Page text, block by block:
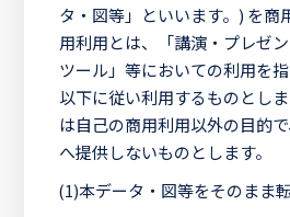
タ・図等」といいます。) を商
用利用とは、「講演・プレゼ
ツール」等においての利用を指
以下に従い利用するものとし
は自己の商用利用以外の目的
へ提供しないものとします。
(1)本データ・図等をそのまま